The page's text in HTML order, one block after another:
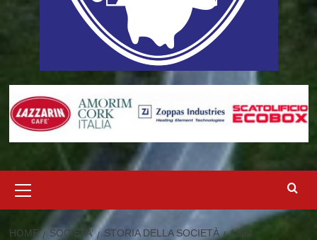
principale
HOME SOCIETA’ STORIA DELLA SOCIETÀ 1994